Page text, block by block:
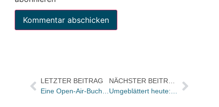
LETZTER BEITRAG
Eine Open-Air-Buchhandlung mitten in Berlin
NÄCHSTER BEITRAG
Umgeblättert heute: „Unaufgeregt, konzentriert, distanziert und selbstironisch“